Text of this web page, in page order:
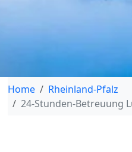
Home
Rheinland-Pfalz
24-Stunden-Betreuung